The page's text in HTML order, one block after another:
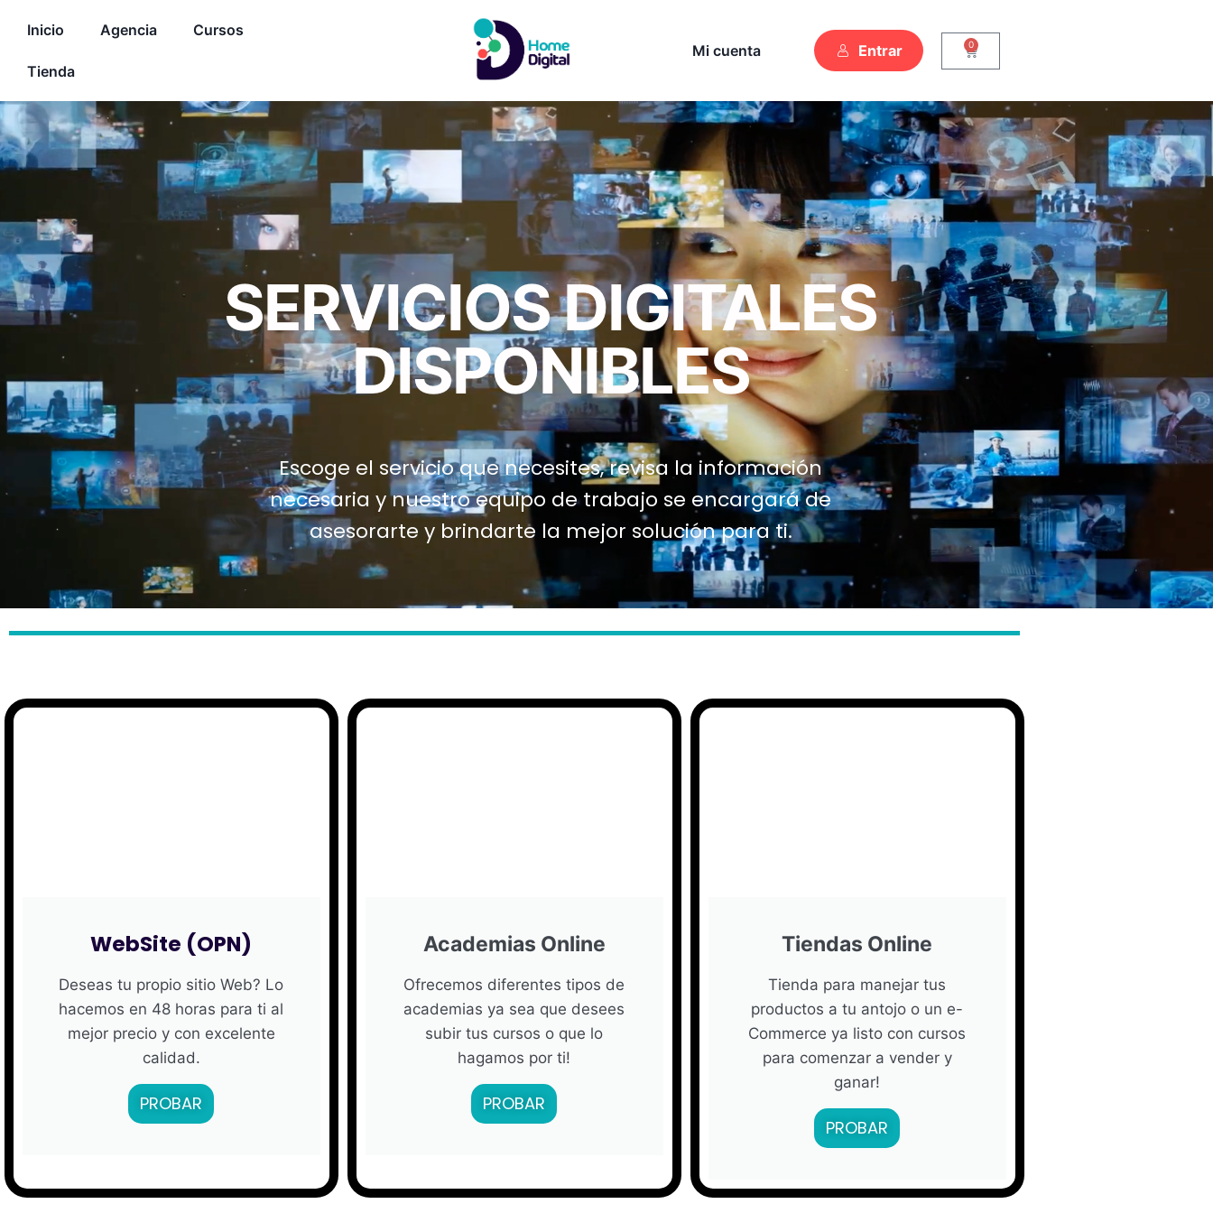
Inicio Agencia Cursos
Tienda
Mi cuenta Entrar 0
SERVICIOS DIGITALES
DISPONIBLES
Escoge el servicio que necesites, revisa la información
necesaria y nuestro equipo de trabajo se encargará de
asesorarte y brindarte la mejor solución para ti.
WebSite (OPN)
Deseas tu propio sitio Web? Lo
hacemos en 48 horas para ti al
mejor precio y con excelente
calidad.
PROBAR
Academias Online
Ofrecemos diferentes tipos de
academias ya sea que desees
subir tus cursos o que lo
hagamos por ti!
PROBAR
Tiendas Online
Tienda para manejar tus
productos a tu antojo o un e-
Commerce ya listo con cursos
para comenzar a vender y
ganar!
PROBAR